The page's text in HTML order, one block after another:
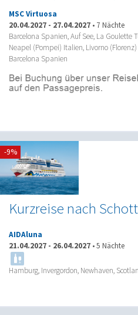
MSC Virtuosa
20.04.2027 - 27.04.2027 • 7 Nächte
Barcelona Spanien, Auf See, La Goulette
Neapel (Pompei) Italien, Livorno
Barcelona Spanien
Kurzreise nach
AIDAluna
21.04.2027 - 26.04.2027 •5 Nächte
Hamburg, Invergordon, Newhaven,
-9%